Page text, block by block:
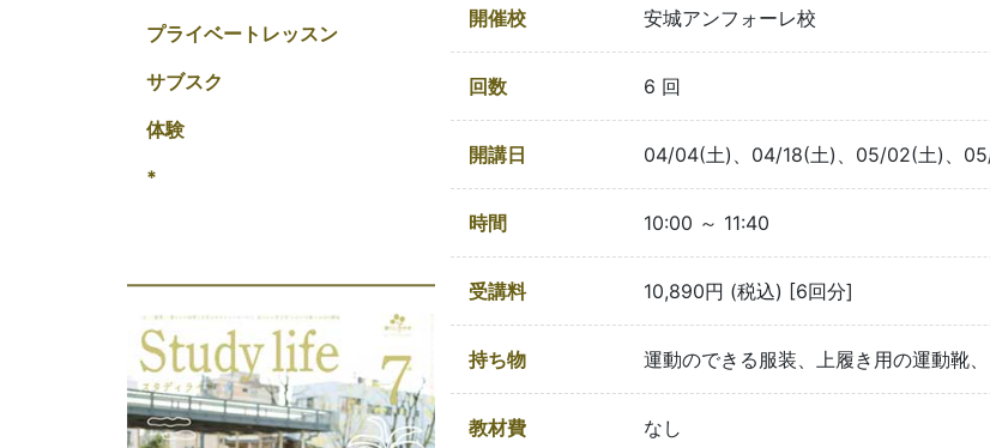
プライベートレッスン
サブスク
体験
*
開催校 安城アンフォーレ校
回数 6 回
開講日 04/04(土)、04/18(土)、05/02(土)、
時間 10:00 ～ 11:40
受講料 10,890円 (税込) [6回分]
持ち物 運動のできる服装、上履き用の運動靴
教材費 なし